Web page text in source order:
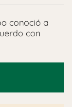
conoció a
con